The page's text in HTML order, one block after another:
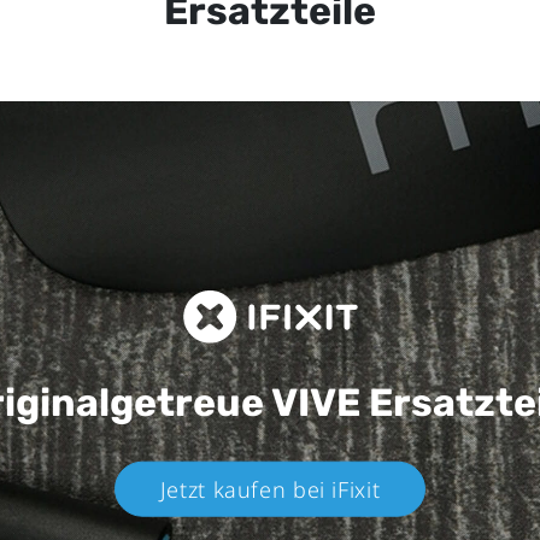
Ersatzteile
VIVE
Jetzt kaufen bei iFixit​